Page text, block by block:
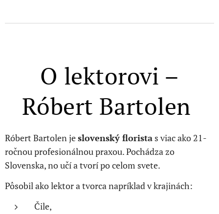
O lektorovi –
Róbert Bartolen
Róbert Bartolen jeslovenský florista s viac ako 21-
ročnou profesionálnou praxou. Pochádza zo
Slovenska, no učí a tvorí po celom svete.
Pôsobil ako lektor a tvorca napríklad v krajinách:
Čile,